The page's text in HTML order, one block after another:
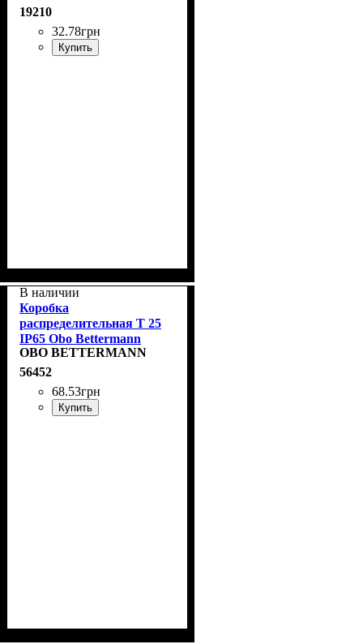
19210
32.78грн
Купить
В наличии
Коробка
распределительная T 25
IP65 Obo Bettermann
2007029
OBO BETTERMANN
56452
68.53грн
Купить